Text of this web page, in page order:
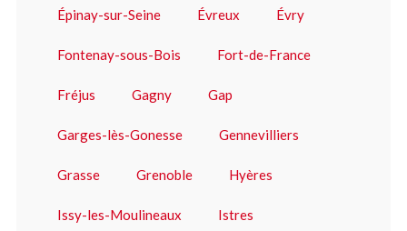
Épinay-sur-Seine Évreux Évry
Fontenay-sous-Bois Fort-de-France
Fréjus Gagny Gap
Garges-lès-Gonesse Gennevilliers
Grasse Grenoble Hyères
Issy-les-Moulineaux Istres